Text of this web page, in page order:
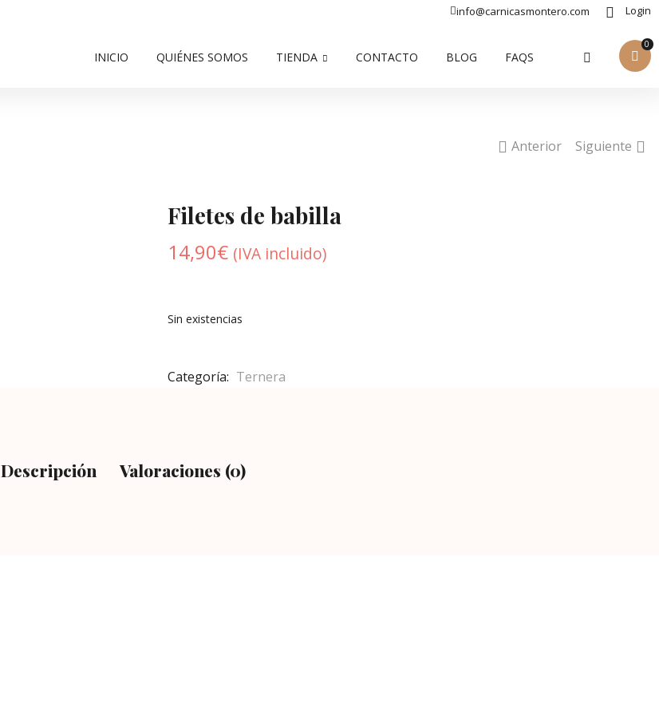
info@carnicasmontero.com Login
INICIO QUIÉNES SOMOS TIENDA CONTACTO BLOG FAQS
0
Anterior Siguiente
Filetes de babilla
14,90€ (IVA incluido)
Sin existencias
Categoría: Ternera
Descripción Valoraciones (0)